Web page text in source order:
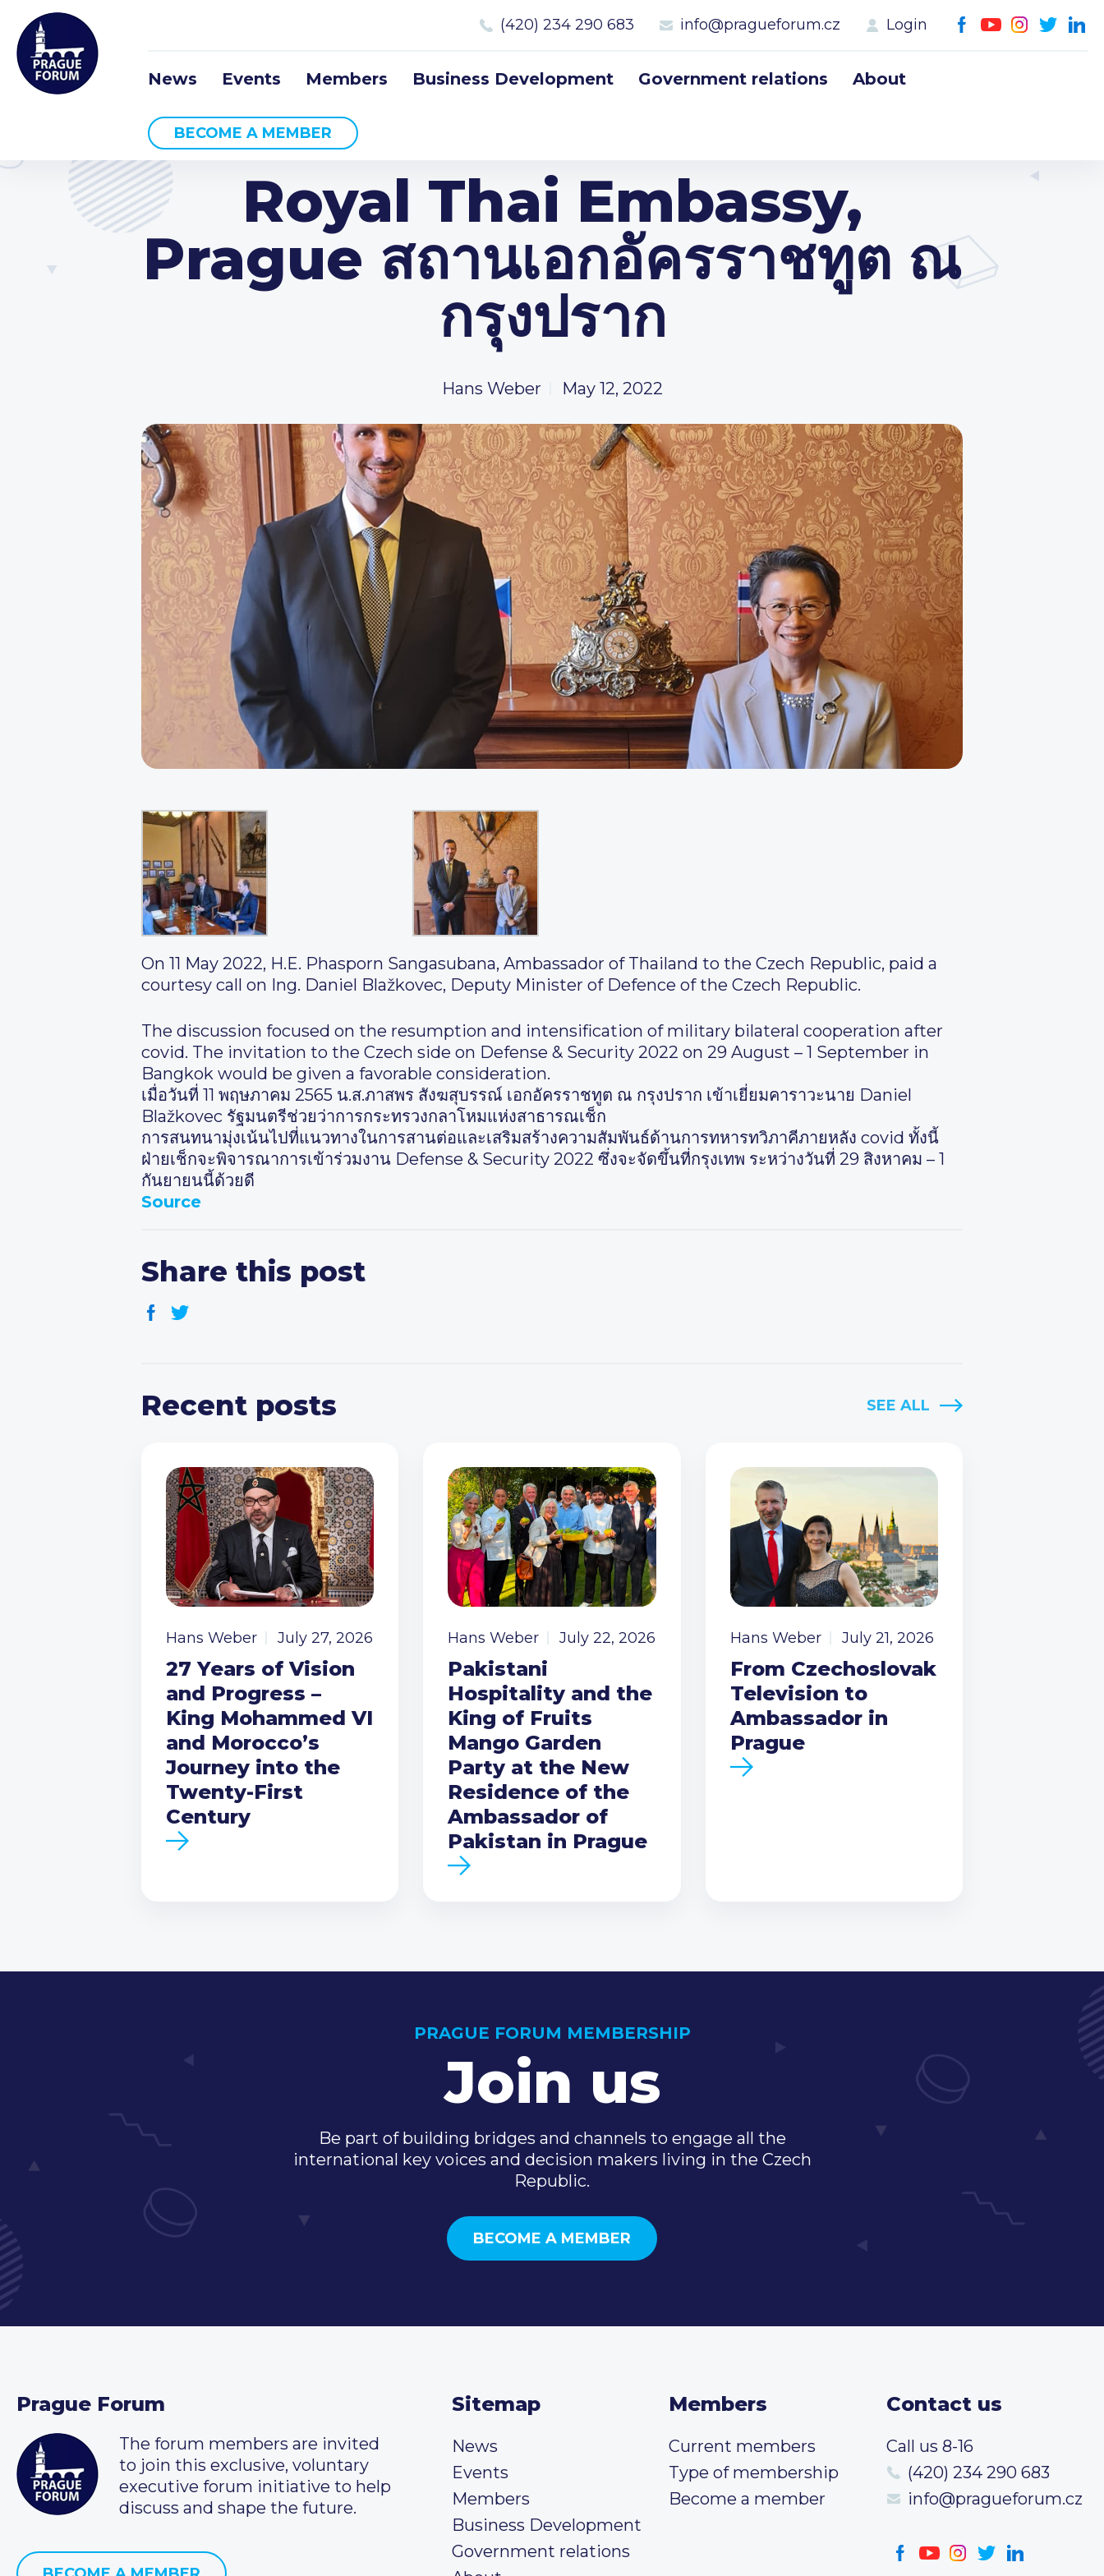
(420) 234 290 683 info@pragueforum.cz Login
News Events Members Business Development Government relations About
BECOME A MEMBER
Royal Thai Embassy,
Prague สถานเอกอัครราชทูต ณ
กรุงปราก
Hans Weber May 12, 2022
On 11 May 2022, H.E. Phasporn Sangasubana, Ambassador of Thailand to the Czech Republic, paid a
courtesy call on Ing. Daniel Blažkovec, Deputy Minister of Defence of the Czech Republic.
The discussion focused on the resumption and intensification of military bilateral cooperation after
covid. The invitation to the Czech side on Defense & Security 2022 on 29 August – 1 September in
Bangkok would be given a favorable consideration.
เมื่อวันที่ 11 พฤษภาคม 2565 น.ส.ภาสพร สังฆสุบรรณ์ เอกอัครราชทูต ณ กรุงปราก เข้าเยี่ยมคาราวะนาย Daniel
Blažkovec รัฐมนตรีช่วยว่าการกระทรวงกลาโหมแห่งสาธารณเช็ก
การสนทนามุ่งเน้นไปที่แนวทางในการสานต่อและเสริมสร้างความสัมพันธ์ด้านการทหารทวิภาคีภายหลัง covid ทั้งนี้
ฝ่ายเช็กจะพิจารณาการเข้าร่วมงาน Defense & Security 2022 ซึ่งจะจัดขึ้นที่กรุงเทพ ระหว่างวันที่ 29 สิงหาคม – 1
กันยายนนี้ด้วยดี
Source
Share this post
Recent posts SEE ALL
Hans Weber July 27, 2026
27 Years of Vision
and Progress –
King Mohammed VI
and Morocco’s
Journey into the
Twenty-First
Century
Hans Weber July 22, 2026
Pakistani
Hospitality and the
King of Fruits
Mango Garden
Party at the New
Residence of the
Ambassador of
Pakistan in Prague
Hans Weber July 21, 2026
From Czechoslovak
Television to
Ambassador in
Prague
PRAGUE FORUM MEMBERSHIP
Join us
Be part of building bridges and channels to engage all the
international key voices and decision makers living in the Czech
Republic.
BECOME A MEMBER
Prague Forum
The forum members are invited
to join this exclusive, voluntary
executive forum initiative to help
discuss and shape the future.
Sitemap
News
Events
Members
Business Development
Government relations
Members
Current members
Type of membership
Become a member
Contact us
Call us 8-16
(420) 234 290 683
info@pragueforum.cz